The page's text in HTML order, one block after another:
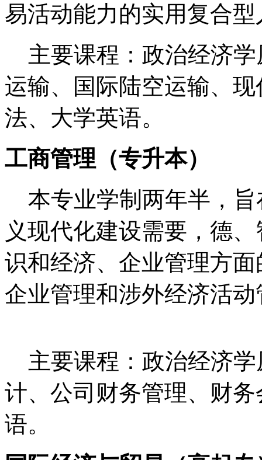
易活动能力的实用复
主要课程：政治经济学
运输、国际陆空运输、
法、大学英语。
工商管理（专升本）
本专业学制两年半，旨
义现代化建设需要，德
识和经济、企业管理方
企业管理和涉外经济活
主要课程：政治经济学
计、公司财务管理、财
语。